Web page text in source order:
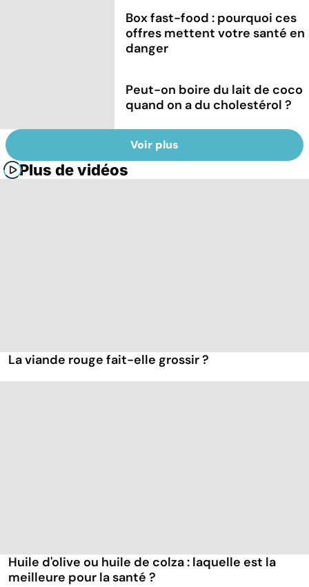
Box fast-food : pourquoi ces
offres mettent votre santé en
danger
Peut-on boire du lait de coco
quand on a du cholestérol ?
Voir plus
Plus de vidéos
La viande rouge fait-elle grossir ?
Huile d'olive ou huile de colza : laquelle est la
meilleure pour la santé ?